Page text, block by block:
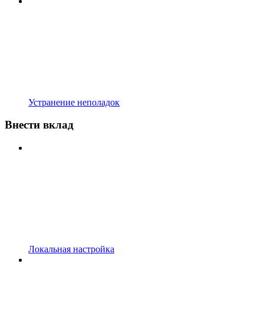
Устранение неполадок
Внести вклад
Локальная настройка